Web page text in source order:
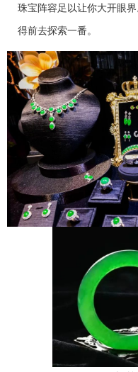
珠宝阵容足以让你大开眼
得前去探索一番。